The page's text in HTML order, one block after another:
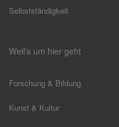
Selbstständigkeit
Weil's um hier geht
Forschung & Bildung
Kunst & Kultur